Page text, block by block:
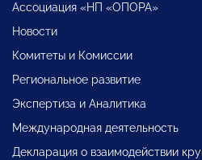
Ассоциация «НП «ОПОРА»
Новости
Комитеты и Комиссии
Региональное развитие
Экспертиза и Аналитика
Международная деятельность
Декларация о взаимодействии